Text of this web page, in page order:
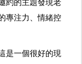
約的主題發現老
專注力、情緒控
是一個很好的現